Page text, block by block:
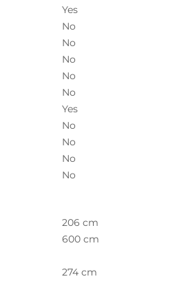
Yes
No
No
No
No
No
Yes
No
No
No
No
206 cm
600 cm
274 cm